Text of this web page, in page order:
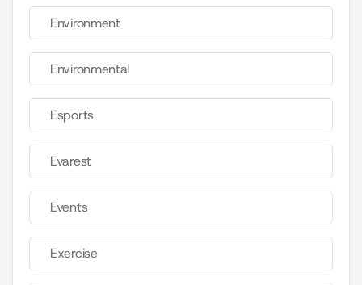
Environment
Environmental
Esports
Evarest
Events
Exercise